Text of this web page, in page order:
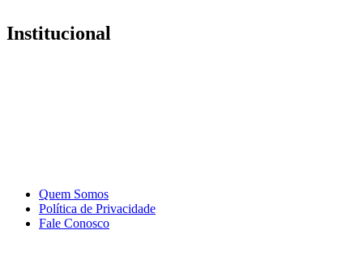
Institucional
Quem Somos
Política de Privacidade
Fale Conosco